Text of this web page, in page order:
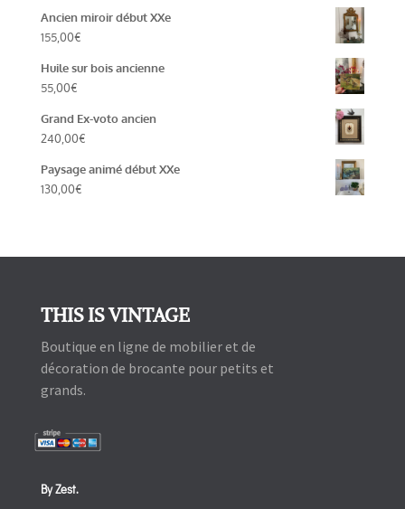
Ancien miroir début XXe
155,00€
Huile sur bois ancienne
55,00€
Grand Ex-voto ancien
240,00€
Paysage animé début XXe
130,00€
THIS IS VINTAGE
Boutique en ligne de mobilier et de
décoration de brocante pour petits et
grands.
By Zest.